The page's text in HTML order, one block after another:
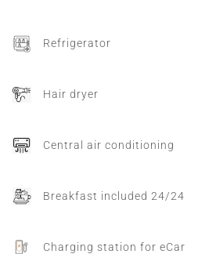
Refrigerator
Hair dryer
Central air conditioning
Breakfast included 24/24
Charging station for eCar